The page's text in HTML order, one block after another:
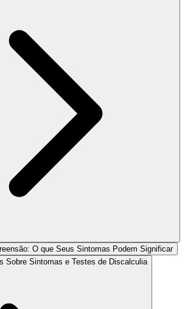
O que Seus Sintomas Podem Significar
Sobre Sintomas e Testes de Discalculia